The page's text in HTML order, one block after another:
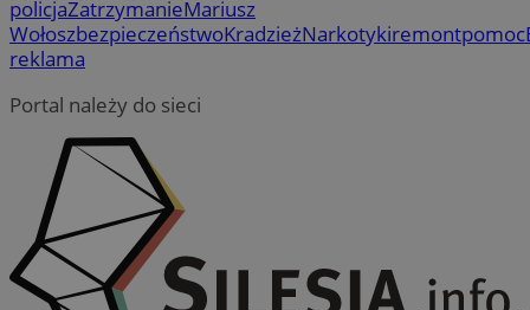
policjaZatrzymanieMariusz
WołoszbezpieczeństwoKradzieżNarkotykiremontpomoc
reklama
Portal należy do sieci